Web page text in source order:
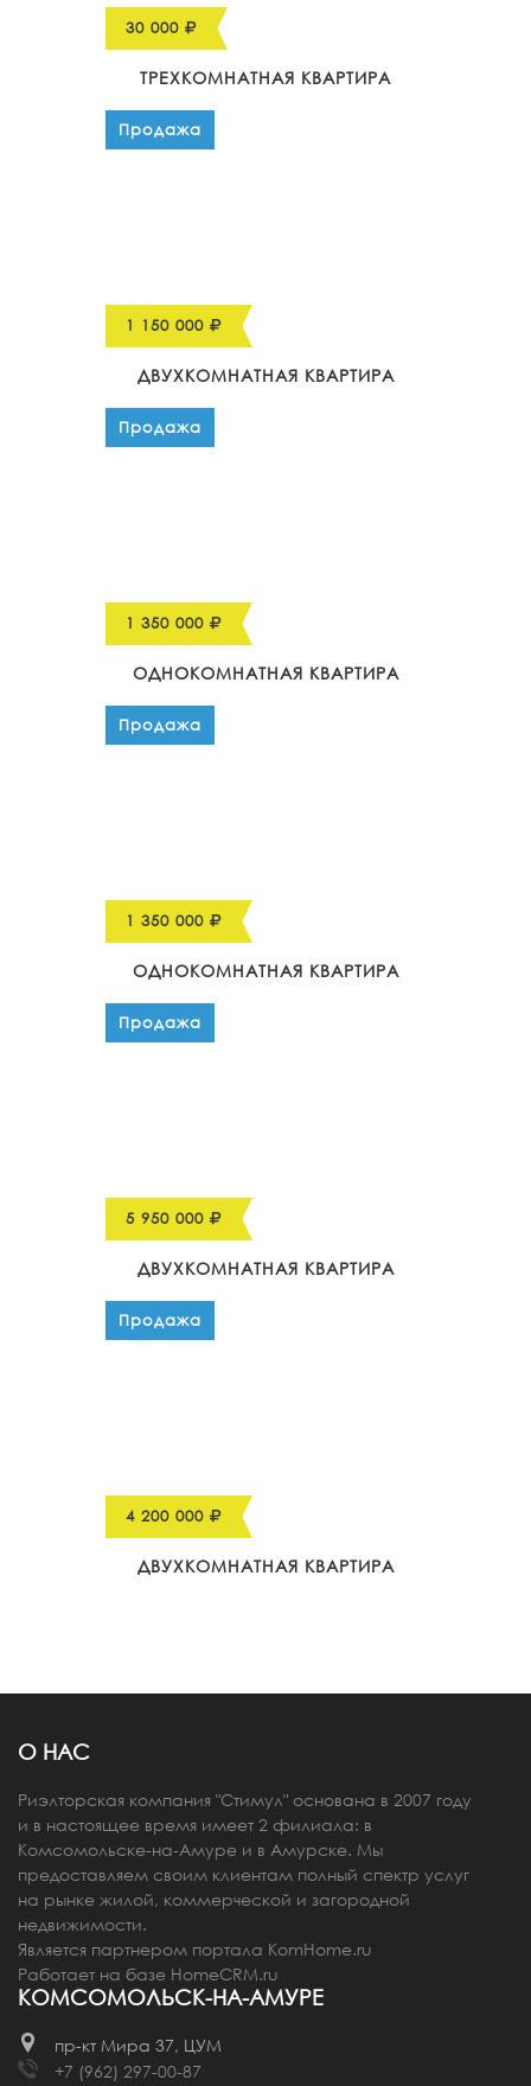
30 000
ТРЕХКОМНАТНАЯ КВАРТИРА
Продажа
1 150 000
ДВУХКОМНАТНАЯ КВАРТИРА
Продажа
1 350 000
ОДНОКОМНАТНАЯ КВАРТИРА
Продажа
1 350 000
ОДНОКОМНАТНАЯ КВАРТИРА
Продажа
5 950 000
ДВУХКОМНАТНАЯ КВАРТИРА
Продажа
4 200 000
ДВУХКОМНАТНАЯ КВАРТИРА
О НАС
Риэлторская компания "Стимул" основана в 2007 году
и в настоящее время имеет 2 филиала: в
Комсомольске-на-Амуре и в Амурске. Мы
предоставляем своим клиентам полный спектр услуг
на рынке жилой, коммерческой и загородной
недвижимости.
Является партнером портала KomHome.ru
Работает на базе HomeCRM.ru
КОМСОМОЛЬСК-НА-АМУРЕ
пр-кт Мира 37, ЦУМ
+7 (962) 297-00-87